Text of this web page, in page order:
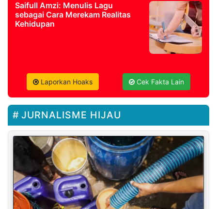
Saifull Amzi: Menulis Lagu
sebagai Cara Merekam Realitas
Kehidupan
Laporkan Hoaks Cek Fakta Lain
JURNALISME HIJAU